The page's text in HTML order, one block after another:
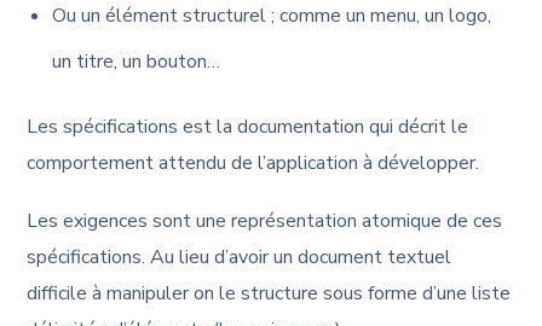
Ou un élément structurel ; comme un menu, un logo,
un titre, un bouton…
Les spécifications est la documentation qui décrit le
comportement attendu de l’application à développer.
Les exigences sont une représentation atomique de ces
spécifications. Au lieu d’avoir un document textuel
difficile à manipuler on le structure sous forme d’une liste